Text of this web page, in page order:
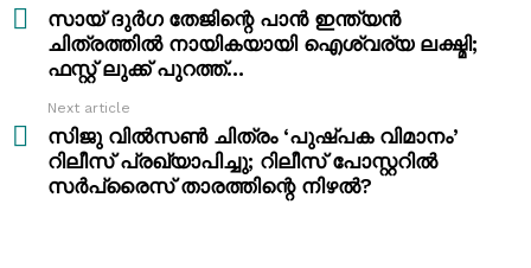
moreസായ് ദുർഗ തേജിന്റെ പാൻ ഇന്ത്യൻ
ചിത്രത്തിൽ നായികയായി ഐശ്വര്യ ലക്ഷ്മി;
ഫസ്റ്റ് ലുക്ക് പുറത്ത്…
Next article
സിജു വിൽ‌സൺ ചിത്രം ‘പുഷ്പക വിമാനം’
റിലീസ് പ്രഖ്യാപിച്ചു; റിലീസ് പോസ്റ്ററിൽ
സർപ്രൈസ് താരത്തിന്റെ നിഴൽ?